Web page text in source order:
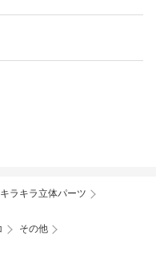
キラキラ立体パーツ
その他